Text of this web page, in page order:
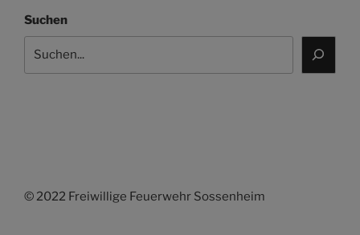
Suchen
© 2022 Freiwillige Feuerwehr Sossenheim